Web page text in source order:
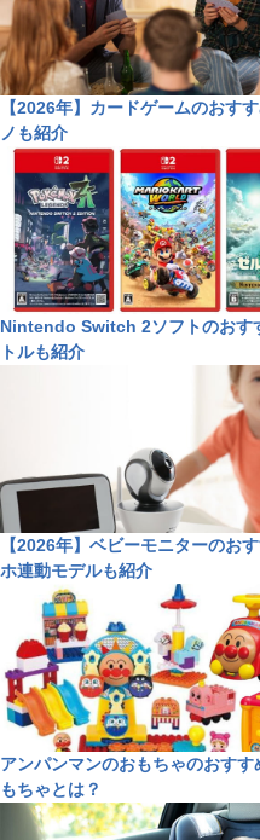
【2026年】カードゲームのおす
ノも紹介
Nintendo Switch 2ソフトのおす
トルも紹介
【2026年】ベビーモニターのお
ホ連動モデルも紹介
アンパンマンのおもちゃのおす
もちゃとは？